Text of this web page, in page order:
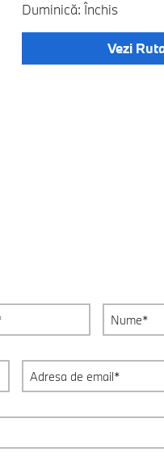
Duminică: Închis
Vezi